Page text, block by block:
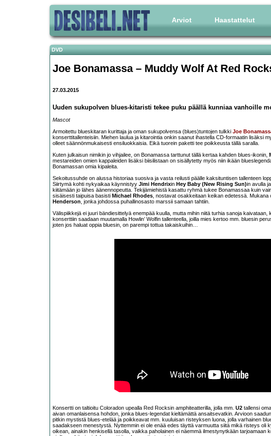
Arviot Haastattelut
DVD
Joe Bonamassa – Muddy Wolf At Red
27.03.2015
Uuden sukupolven blues-kitaristi tekee puku päällä kunniaa vanhoille
Mascot
Armoitettu blueskitaran kurittaja ja oman sukupolvensa (blues)tuntojen tulkki Joe
konserttitallenteisiin. Miehen laulua ja kitarointia onkin saanut ihastella CD-formaatin lisäksi
olleet säännönmukaisesti ensiluokkaisia. Eikä tuorein paketti tee poikkeusta tällä saralla.
Kuten julkaisun nimikin jo vihjailee, on Bonamassa tarttunut tällä kertaa kahden blues-ikonin,
mestareiden omien kappaleiden lisäksi biisilistaan on sisällytetty myös niin ikään
Bonamassan omia kipaleita.
Sekoitussuhde on alussa historiaa suosiva ja vasta reilusti päälle kaksituntisen tallenteen
Siirtymä kohti nykyaikaa käynnistyy Jimi Hendrixin Hey Baby (New Rising Sun)in avulla
kiitämään jo lähes äänennopeutta. Tekijämiehistä kasattu ryhmä tukee Bonamassaa kuin
sisäisesti taipuisa basisti Michael Rhodes, nostavat osakkeitaan keikan edetessä.
Henderson, jonka johdossa puhallinosasto marssii samaan tahtiin.
Välispiikkejä ei juuri bändiesittelyä enempää kuulla, mutta mihin niitä turhia sanoja
konserttiin saadaan muutamalla Howlin’ Wolfin tallenteella, joilla mies kertoo mm. bluesin
joten jos haluat oppia bluesin, on parempi tottua takaiskuihin…
Konsertti on taltioitu Coloradon upealla Red Rocksin amphiteatterilla, jolla mm. U2 tallensi
aivan omanlaisensa hohdon, jonka blues-legendat kieltämättä ansaitsevatkin. Arvioon
pitkin mystistä blues-etelää ja poikkeavat mm. kuuluisan risteyksen luona, jolla varhainen
saadakseen menestystä. Nyttemmin ei ole enää edes täyttä varmuutta siitä mikä risteys
oikean, ainakin henkisellä tasolla, vaikka paholainen ei näemmä ilmestynytkään